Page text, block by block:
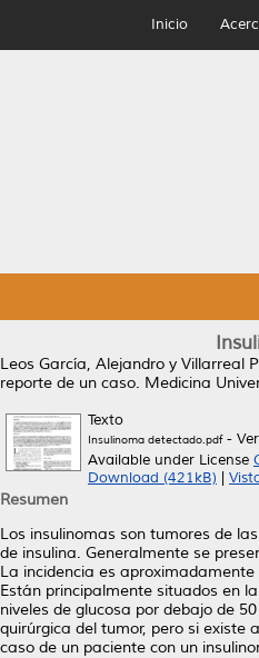
Inicio
Leos García, Alejandro y Villarreal
reporte de un caso. Medicina
Texto
Insulinoma detectado.pdf-
Available under License
Download (421kB)
Resumen
Los insulinomas son tumores de
de insulina. Generalmente se
La incidencia es
Están principalmente situados en
niveles de glucosa por debajo de
quirúrgica del tumor, pero si existe
caso de un paciente con un